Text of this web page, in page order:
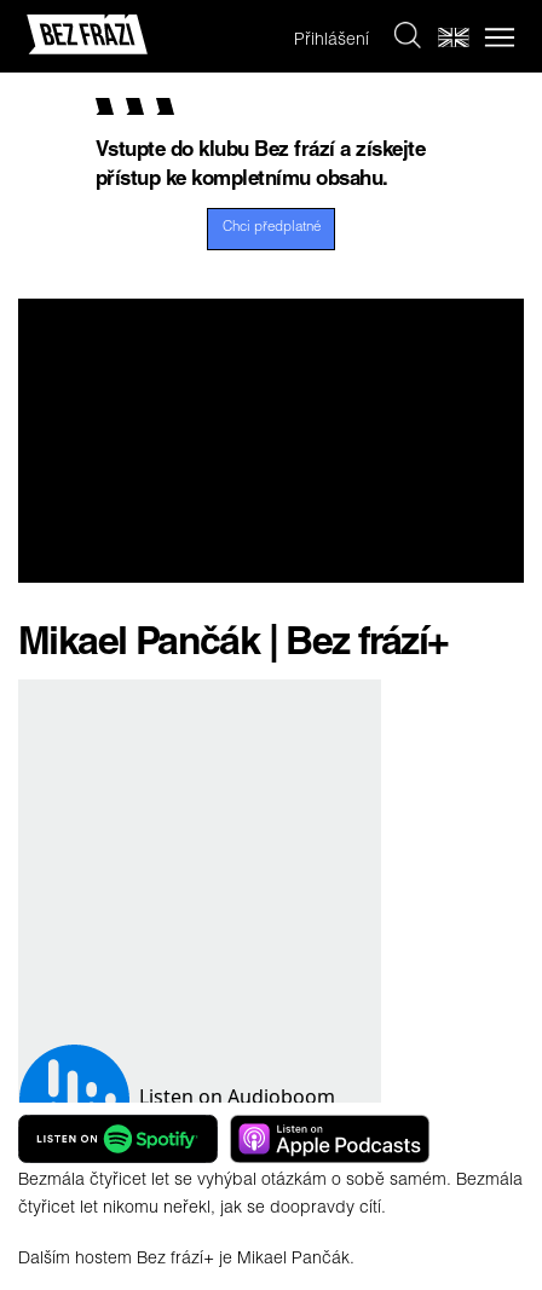
Přihlášení
Vstupte do klubu Bez frází a získejte
přístup ke kompletnímu obsahu.
Chci předplatné
Mikael Pančák | Bez frází+
Bezmála čtyřicet let se vyhýbal otázkám o sobě samém. Bezmála
čtyřicet let nikomu neřekl, jak se doopravdy cítí.
Dalším hostem Bez frází+ je Mikael Pančák.